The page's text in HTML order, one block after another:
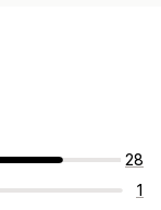
28
1